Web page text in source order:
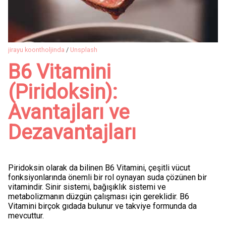
jirayu koontholjinda / Unsplash
B6 Vitamini
(Piridoksin):
Avantajları ve
Dezavantajları
Piridoksin olarak da bilinen B6 Vitamini, çeşitli vücut
fonksiyonlarında önemli bir rol oynayan suda çözünen bir
vitamindir. Sinir sistemi, bağışıklık sistemi ve
metabolizmanın düzgün çalışması için gereklidir. B6
Vitamini birçok gıdada bulunur ve takviye formunda da
mevcuttur.